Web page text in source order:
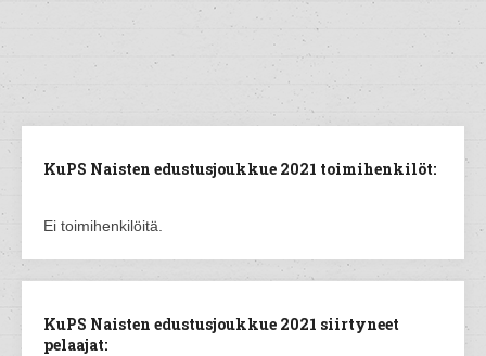
KuPS Naisten edustusjoukkue 2021 toimihenkilöt:
Ei toimihenkilöitä.
KuPS Naisten edustusjoukkue 2021 siirtyneet
pelaajat: